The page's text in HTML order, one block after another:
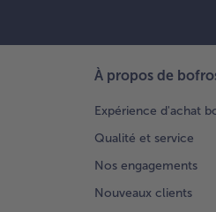
À propos de
Expérience d'achat
Qualité et service
Nos engagements
Nouveaux clients